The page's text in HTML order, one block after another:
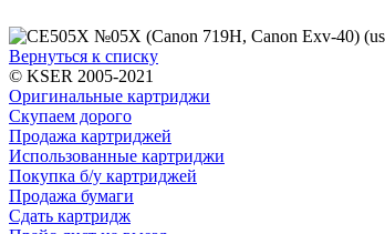
Вернуться к списку
© KSER 2005-2021
Оригинальные картриджи
Скупаем дорого
Продажа картриджей
Использованные картриджи
Покупка б/у картриджей
Продажа бумаги
Сдать картридж